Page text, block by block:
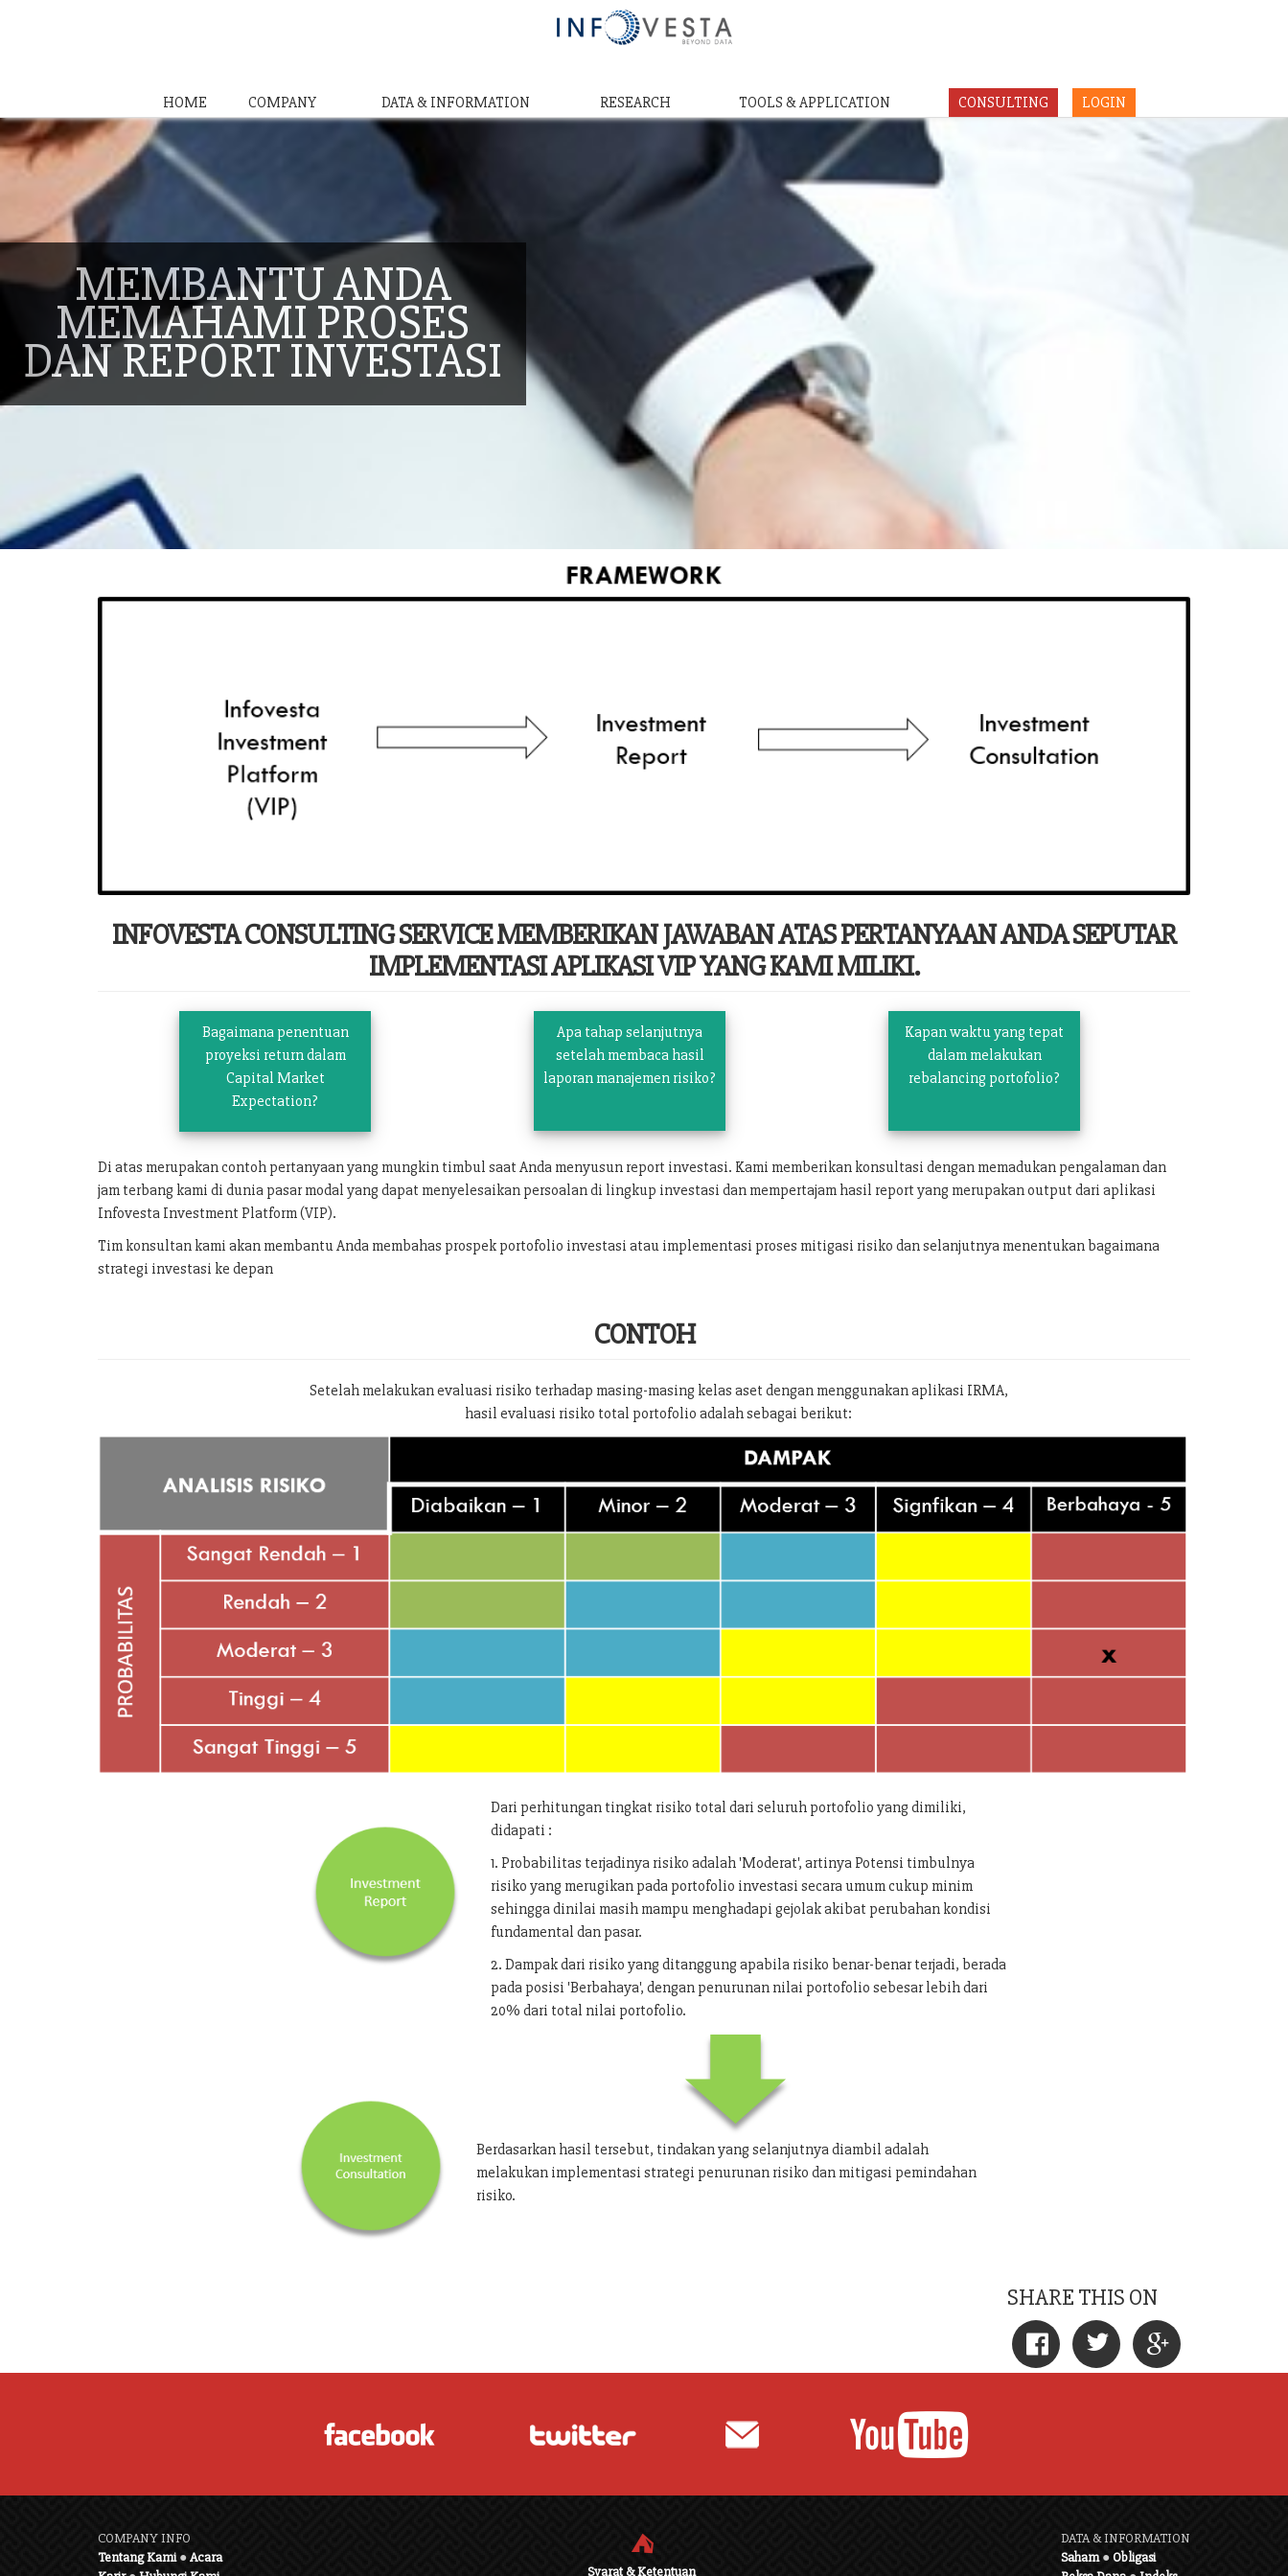
HOME COMPANY DATA & INFORMATION RESEARCH TOOLS & APPLICATION CONSULTING LOGIN
MEMBANTU ANDA
MEMAHAMI PROSES
DAN REPORT INVESTASI
INFOVESTA CONSULTING SERVICE MEMBERIKAN JAWABAN ATAS PERTANYAAN ANDA SEPUTAR
IMPLEMENTASI APLIKASI VIP YANG KAMI MILIKI.
Bagaimana penentuan
proyeksi return dalam
Capital Market
Expectation?
Apa tahap selanjutnya
setelah membaca hasil
laporan manajemen risiko?
Kapan waktu yang tepat
dalam melakukan
rebalancing portofolio?
Di atas merupakan contoh pertanyaan yang mungkin timbul saat Anda menyusun report investasi. Kami memberikan konsultasi dengan memadukan pengalaman dan
jam terbang kami di dunia pasar modal yang dapat menyelesaikan persoalan di lingkup investasi dan mempertajam hasil report yang merupakan output dari aplikasi
Infovesta Investment Platform (VIP).
Tim konsultan kami akan membantu Anda membahas prospek portofolio investasi atau implementasi proses mitigasi risiko dan selanjutnya menentukan bagaimana
strategi investasi ke depan
CONTOH
Setelah melakukan evaluasi risiko terhadap masing-masing kelas aset dengan menggunakan aplikasi IRMA,
hasil evaluasi risiko total portofolio adalah sebagai berikut:
Dari perhitungan tingkat risiko total dari seluruh portofolio yang dimiliki,
didapati :
1. Probabilitas terjadinya risiko adalah 'Moderat', artinya Potensi timbulnya
risiko yang merugikan pada portofolio investasi secara umum cukup minim
sehingga dinilai masih mampu menghadapi gejolak akibat perubahan kondisi
fundamental dan pasar.
2. Dampak dari risiko yang ditanggung apabila risiko benar-benar terjadi, berada
pada posisi 'Berbahaya', dengan penurunan nilai portofolio sebesar lebih dari
20% dari total nilai portofolio.
Berdasarkan hasil tersebut, tindakan yang selanjutnya diambil adalah
melakukan implementasi strategi penurunan risiko dan mitigasi pemindahan
risiko.
SHARE THIS ON
COMPANY INFO
Tentang Kami●Acara
DATA & INFORMATION
Saham●Obligasi
⛺
Syarat & Ketentuan